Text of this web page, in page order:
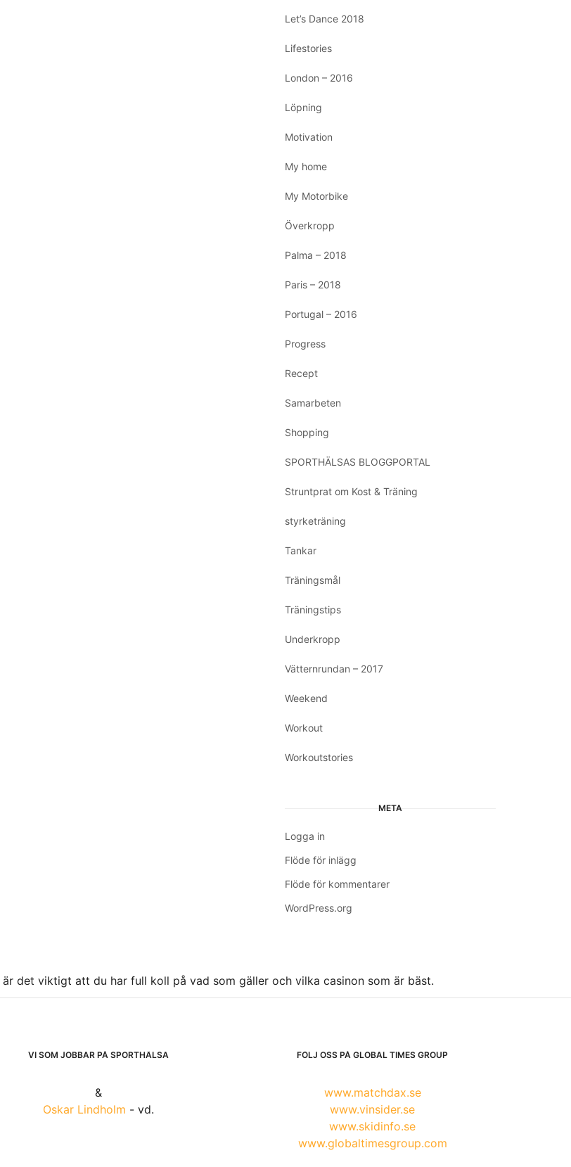
Let’s Dance 2018
Lifestories
London – 2016
Löpning
Motivation
My home
My Motorbike
Överkropp
Palma – 2018
Paris – 2018
Portugal – 2016
Progress
Recept
Samarbeten
Shopping
SPORTHÄLSAS BLOGGPORTAL
Struntprat om Kost & Träning
styrketräning
Tankar
Träningsmål
Träningstips
Underkropp
Vätternrundan – 2017
Weekend
Workout
Workoutstories
META
Logga in
Flöde för inlägg
Flöde för kommentarer
WordPress.org
är det viktigt att du har full koll på vad som gäller och vilka casinon som är bäst.
VI SOM JOBBAR PÅ SPORTHÄLSA
&
Oskar Lindholm - vd.
FÖLJ OSS PÅ GLOBAL TIMES GROUP
www.matchdax.se
www.vinsider.se
www.skidinfo.se
www.globaltimesgroup.com